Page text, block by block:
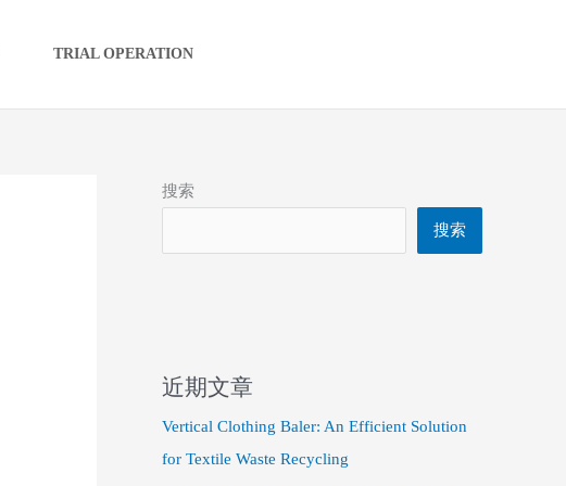
TRIAL OPERATION
搜索
搜索
近期文章
Vertical Clothing Baler: An Efficient Solution
for Textile Waste Recycling